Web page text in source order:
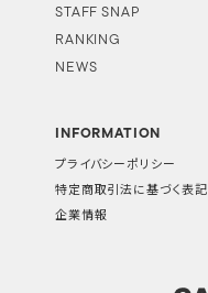
STAFF SNAP
RANKING
NEWS
INFORMATION
プライバシーポリシー
特定商取引法に基づく表記
企業情報